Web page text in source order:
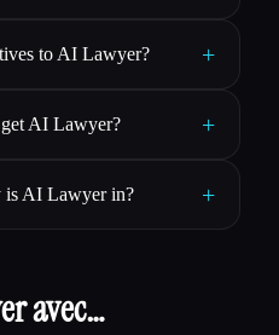
to AI Lawyer? +
AI Lawyer? +
is AI Lawyer in? +
avec…